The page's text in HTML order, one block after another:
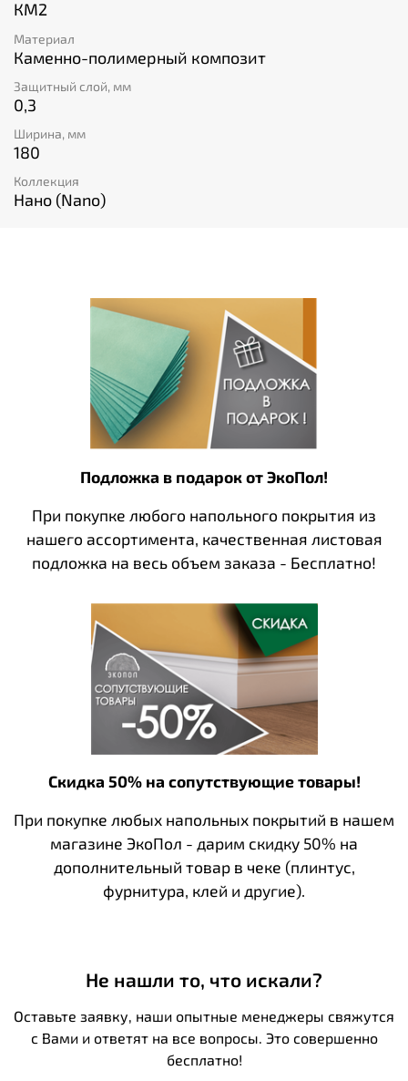
КМ2
Материал
Каменно-полимерный композит
Защитный слой, мм
0,3
Ширина, мм
180
Коллекция
Нано (Nano)
Подложка в подарок от ЭкоПол!
При покупке любого напольного покрытия из
нашего ассортимента, качественная листовая
подложка на весь объем заказа - Бесплатно!
Скидка 50% на сопутствующие товары!
При покупке любых напольных покрытий в нашем
магазине ЭкоПол - дарим скидку 50% на
дополнительный товар в чеке (плинтус,
фурнитура, клей и другие).
Не нашли то, что искали?
Оставьте заявку, наши опытные менеджеры свяжутся
с Вами и ответят на все вопросы. Это совершенно
бесплатно!